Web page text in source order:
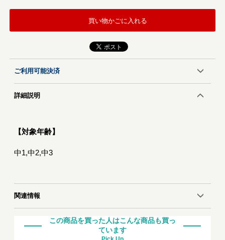
買い物かごに入れる
ご利用可能決済
詳細説明
【対象年齢】
中1,中2,中3
関連情報
この商品を買った人はこんな商品も買っ
ています